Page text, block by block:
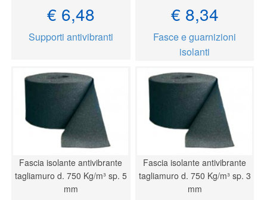
€ 6,48
Supporti antivibranti
€ 8,34
Fasce e guarnizioni
isolanti
Fascia isolante antivibrante
tagliamuro d. 750 Kg/m³ sp. 5
mm
Fascia isolante antivibrante
tagliamuro d. 750 Kg/m³ sp. 3
mm